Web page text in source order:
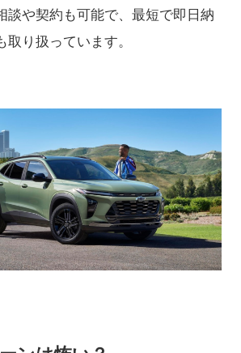
談や契約も可能で、最短で即日納
り扱っています。